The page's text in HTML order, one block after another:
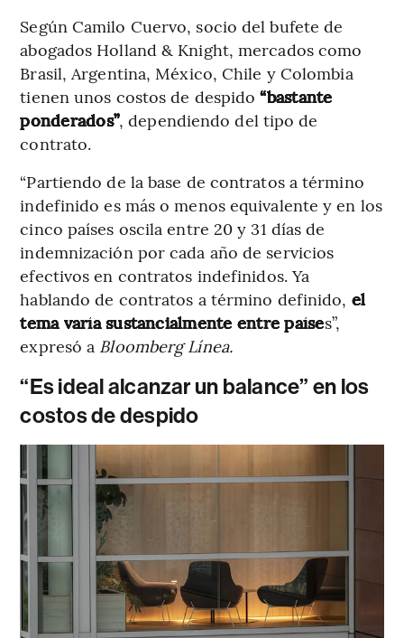
Según Camilo Cuervo, socio del bufete de
abogados Holland & Knight, mercados como
Brasil, Argentina, México, Chile y Colombia
tienen unos costos de despido“bastante
ponderados”, dependiendo del tipo de
contrato.
“Partiendo de la base de contratos a término
indefinido es más o menos equivalente y en los
cinco países oscila entre 20 y 31 días de
indemnización por cada año de servicios
efectivos en contratos indefinidos. Ya
hablando de contratos a término definido, el
tema varía sustancialmente entre países”,
expresó a Bloomberg Línea.
“Es ideal alcanzar un balance” en los
costos de despido